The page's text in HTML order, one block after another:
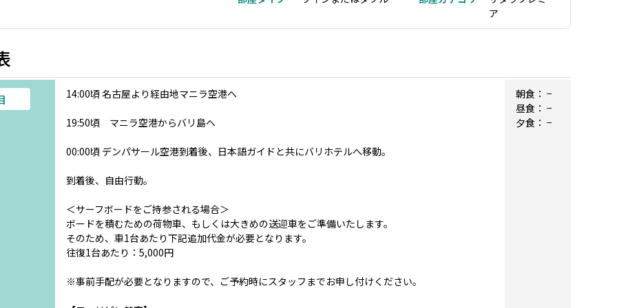
ア
14:00頃 名古屋より経由地マニラ空港へ
19:50頃 マニラ空港からバリ島へ
00:00頃 デンパサール空港到着後、日本語ガイドと共にバリホテルへ移動。
到着後、自由行動。
＜サーフボードをご持参される場合＞
ボードを積むための荷物車、もしくは大きめの送迎車をご準備いたします。
そのため、車1台あたり下記追加代金が必要となります。
往復1台あたり：5,000円
※事前手配が必要となりますので、ご予約時にスタッフまでお申し付けください。
朝食： −
昼食： −
夕食： −